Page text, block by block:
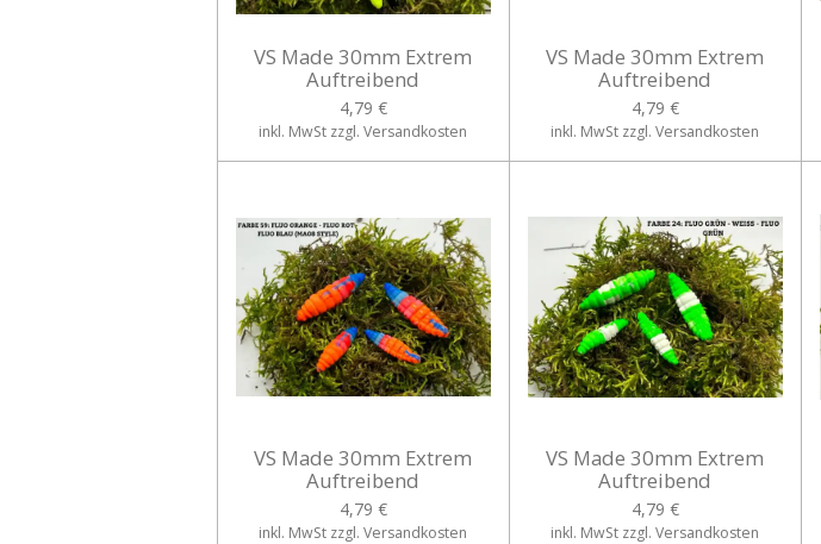
VS Made 30mm Extrem
Auftreibend
4,79 €
inkl. MwSt zzgl. Versandkosten
VS Made 30mm Extrem
Auftreibend
4,79 €
inkl. MwSt zzgl. Versandkosten
VS Made 30mm Extrem
Auftreibend
4,79 €
inkl. MwSt zzgl. Versandkosten
VS Made 30mm Extrem
Auftreibend
4,79 €
inkl. MwSt zzgl. Versandkosten